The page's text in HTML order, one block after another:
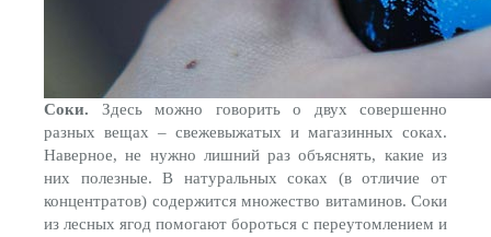
Соки. Здесь можно говорить о двух совершенно
разных вещах – свежевыжатых и магазинных соках.
Наверное, не нужно лишний раз объяснять, какие из
них полезные. В натуральных соках (в отличие от
концентратов) содержится множество витаминов. Соки
из лесных ягод помогают бороться с переутомлением и